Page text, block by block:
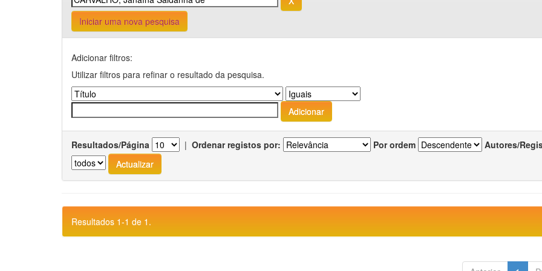
Iniciar uma nova pesquisa
Adicionar filtros:
Utilizar filtros para refinar o resultado da pesquisa.
Resultados/Página | Ordenar registos por: Por ordem Autores/
Resultados 1-1 de 1.